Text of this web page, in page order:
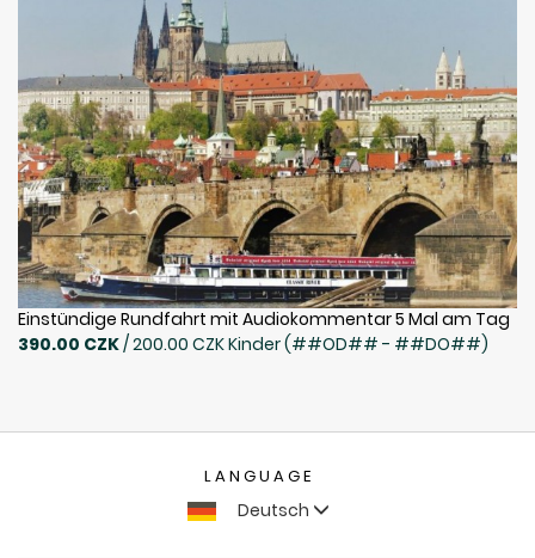
Einstündige Rundfahrt mit Audiokommentar 5 Mal am Tag
390.00 CZK/ 200.00 CZK Kinder (##OD## - ##DO##)
LANGUAGE
Deutsch